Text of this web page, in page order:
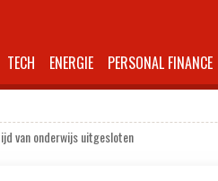
TECH ENERGIE PERSONAL FINANCE
van onderwijs uitgesloten